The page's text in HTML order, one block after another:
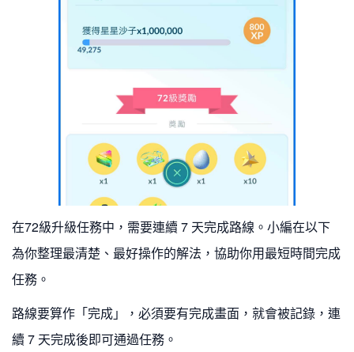
在72級升級任務中，需要連續 7 天完成路線。小編在以下
為你整理最清楚、最好操作的解法，協助你用最短時間完成
任務。
路線要算作「完成」，必須要有完成畫面，就會被記錄，連
續 7 天完成後即可通過任務。